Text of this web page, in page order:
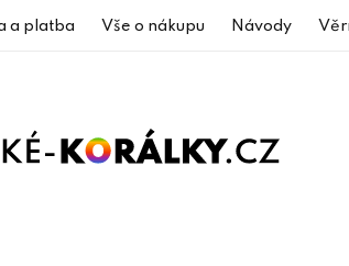
a platba Vše o nákupu Návody